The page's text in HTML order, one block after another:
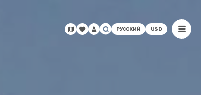
РУССКИЙ USD